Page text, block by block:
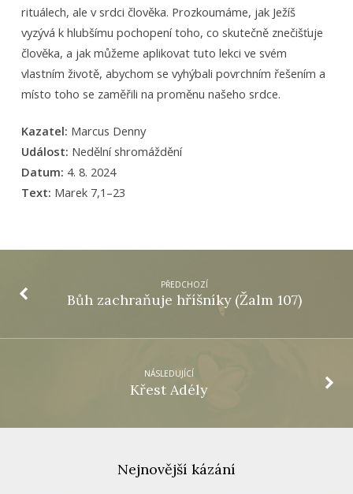
rituálech, ale v srdci člověka. Prozkoumáme, jak Ježíš
vyzývá k hlubšímu pochopení toho, co skutečně znečišťuje
člověka, a jak můžeme aplikovat tuto lekci ve svém
vlastním životě, abychom se vyhýbali povrchním řešením a
místo toho se zaměřili na proměnu našeho srdce.
Kazatel: Marcus Denny
Událost: Nedělní shromáždění
Datum: 4. 8. 2024
Text: Marek 7,1–23
PŘEDCHOZÍ
Bůh zachraňuje hříšníky (Žalm 107)
NÁSLEDUJÍCÍ
Křest Adély
Nejnovější kázání